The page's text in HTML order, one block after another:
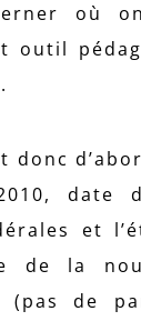
où
outil
donc
date
et
de la
(pas de